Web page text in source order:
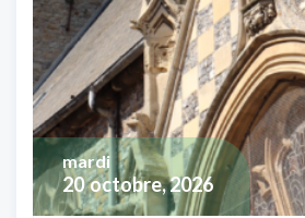
20 octobre, 2026
mardi